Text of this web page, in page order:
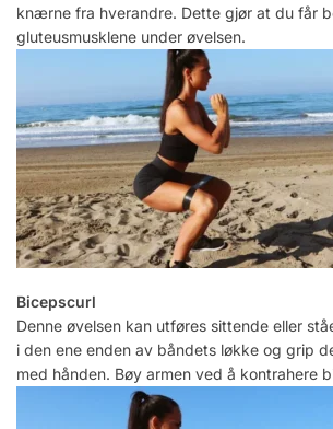
knærne fra hverandre. Dette gjør at du får
gluteusmusklene under øvelsen.
Bicepscurl
Denne øvelsen kan utføres sittende eller
i den ene enden av båndets løkke og grip
med hånden. Bøy armen ved å kontrahere